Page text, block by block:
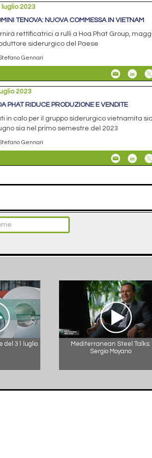
luglio 2023
TENOVA: NUOVA COMMESSA IN VIETNAM
rettificatrici a rulli a Hoa Phat Group,
siderurgico del Paese
Gennari
2023
PHAT RIDUCE PRODUZIONE E VENDITE
in calo per il gruppo siderurgico vietnamita
sia nel primo semestre del 2023
Gennari
del 31 luglio
Mediterranean Steel Talks:
Sergio Moyano